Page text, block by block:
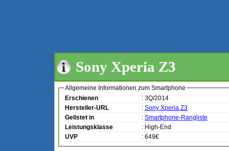
Sony Xperia Z3
Allgemeine Informationen zum Smartphone
Erschienen
: 3Q/2014
Hersteller-URL
: Sony Xperia Z3
Gelistet in
: Smartphone-Rangliste
Leistungsklasse
: High-End
UVP
: 649€